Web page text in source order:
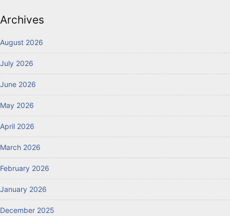
Archives
August 2026
July 2026
June 2026
May 2026
April 2026
March 2026
February 2026
January 2026
December 2025